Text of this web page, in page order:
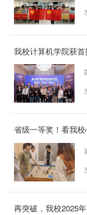
我校计算机学院获
省级一等奖！看我校
再突破，我校2025